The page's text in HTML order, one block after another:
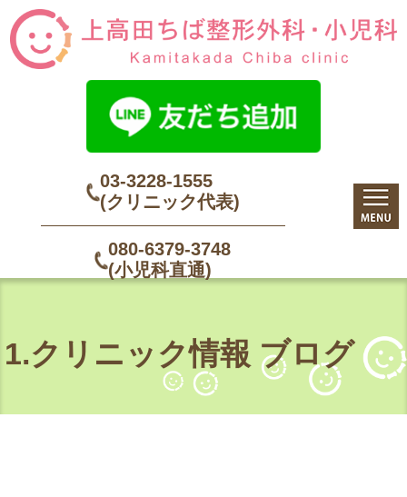
03-3228-1555
(クリニック代表)
080-6379-3748
(小児科直通)
1.クリニック情報 ブログ